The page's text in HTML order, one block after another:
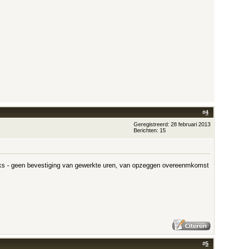
#4
Geregistreerd: 28 februari 2013
Berichten: 15
geen bevestiging van gewerkte uren, van opzeggen overeenmkomst
#5